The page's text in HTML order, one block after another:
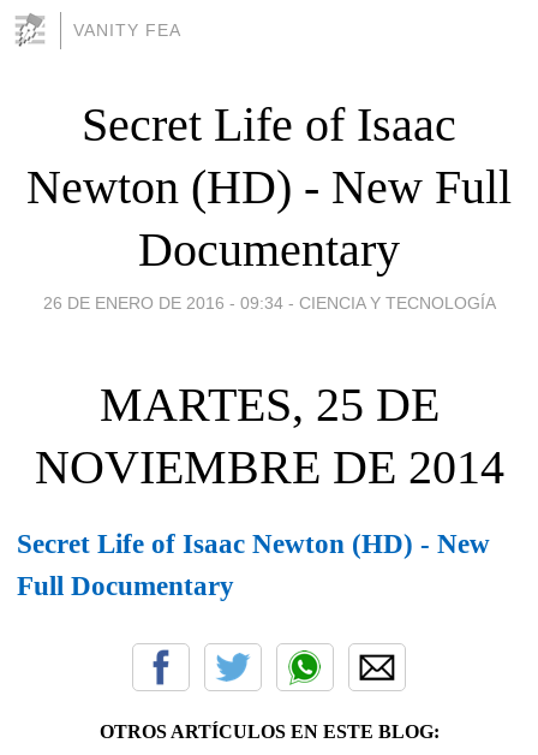
VANITY FEA
Secret Life of Isaac
Newton (HD) - New Full
Documentary
26 DE ENERO DE 2016 - 09:34 - CIENCIA Y TECNOLOGÍA
MARTES, 25 DE
NOVIEMBRE DE 2014
Secret Life of Isaac Newton (HD) - New
Full Documentary
OTROS ARTÍCULOS EN ESTE BLOG: